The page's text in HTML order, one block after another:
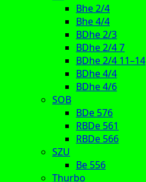
Bhe 2/4
Bhe 4/4
BDhe 2/3
BDhe 2/4 7
BDhe 2/4 11–14
BDhe 4/4
BDhe 4/6
SOB
BDe 576
RBDe 561
RBDe 566
SZU
Be 556
Thurbo